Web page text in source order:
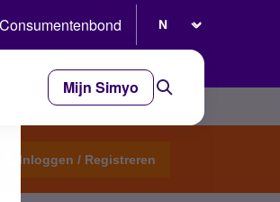
Mijn Simyo
Inloggen / Registreren